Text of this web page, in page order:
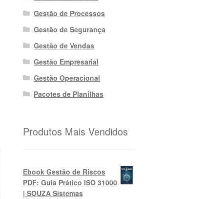
Gestão de Processos
Gestão de Segurança
Gestão de Vendas
Gestão Empresarial
Gestão Operacional
Pacotes de Planilhas
Produtos Mais Vendidos
Ebook Gestão de Riscos
PDF: Guia Prático ISO 31000
| SOUZA Sistemas